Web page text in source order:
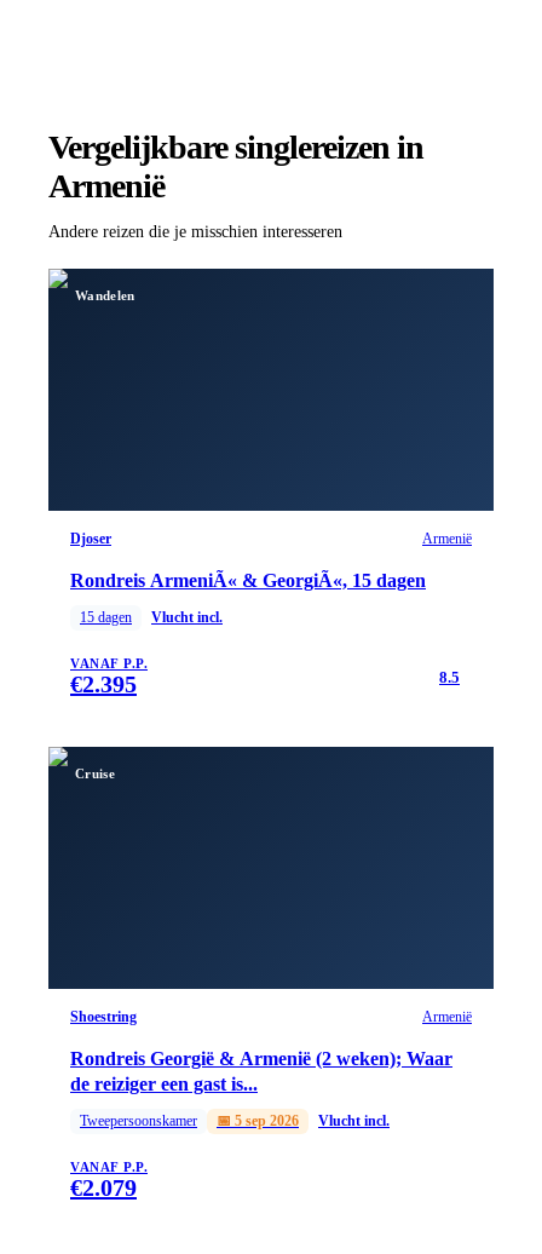
Vergelijkbare singlereizen in
Armenië
Andere reizen die je misschien interesseren
Wandelen
Djoser Armenië
Rondreis ArmeniÃ« & GeorgiÃ«, 15 dagen
15 dagen Vlucht incl.
VANAF P.P.
€2.395 8.5
Cruise
Shoestring Armenië
Rondreis Georgië & Armenië (2 weken); Waar
de reiziger een gast is...
Tweepersoonskamer 📅 5 sep 2026 Vlucht incl.
VANAF P.P.
€2.079